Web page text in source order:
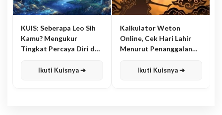
KUIS: Seberapa Leo Sih
Kamu? Mengukur
Tingkat Percaya Diri dan
Ikuti Kuisnya ➔
Kalkulator Weton
Online, Cek Hari Lahir
Menurut Penanggalan
Ikuti Kuisnya ➔